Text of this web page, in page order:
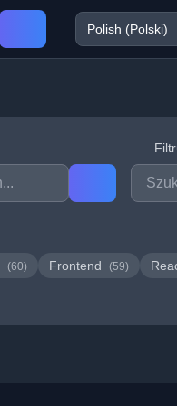
(60) Frontend (59)